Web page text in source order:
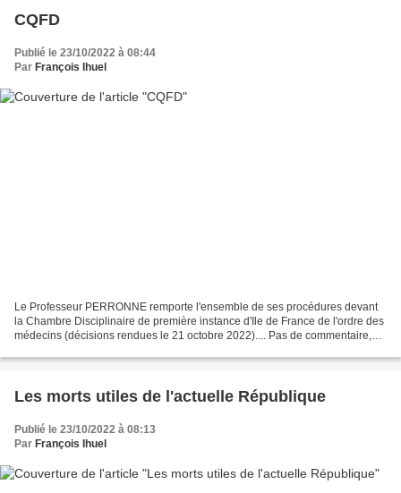
CQFD
Publié le 23/10/2022 à 08:44
Par François Ihuel
Le Professeur PERRONNE remporte l'ensemble de ses procédures devant
la Chambre Disciplinaire de première instance d'Ile de France de l'ordre des
médecins (décisions rendues le 21 octobre 2022).... Pas de commentaire,
Les morts utiles de l'actuelle République
Publié le 23/10/2022 à 08:13
Par François Ihuel